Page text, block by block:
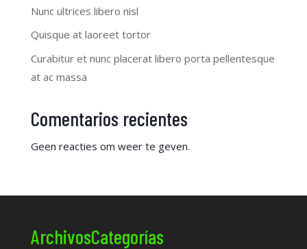
Nunc ultrices libero nisl
Quisque at laoreet tortor
Curabitur et nunc placerat libero porta pellentesque
at ac massa
Comentarios recientes
Geen reacties om weer te geven.
ArchivosCategorías